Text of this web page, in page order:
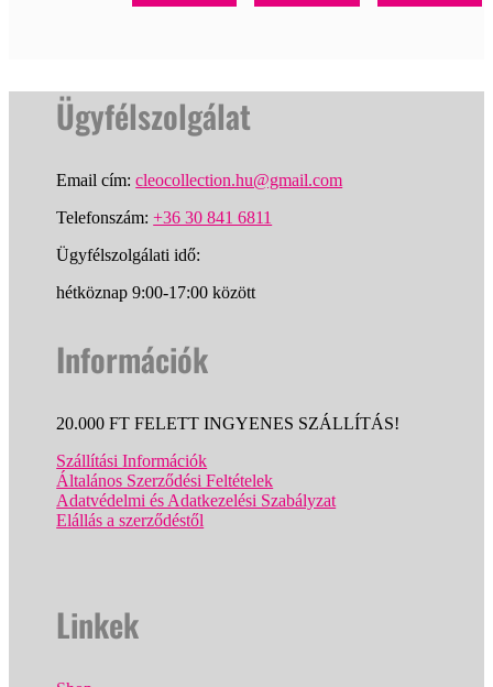
Ügyfélszolgálat
Email cím:cleocollection.hu@gmail.com
Telefonszám:+36 30 841 6811
Ügyfélszolgálati idő:
hétköznap 9:00-17:00 között
Információk
20.000 FT FELETT INGYENES SZÁLLÍTÁS!
Szállítási Információk
Általános Szerződési Feltételek
Adatvédelmi és Adatkezelési Szabályzat
Elállás a szerződéstől
Linkek